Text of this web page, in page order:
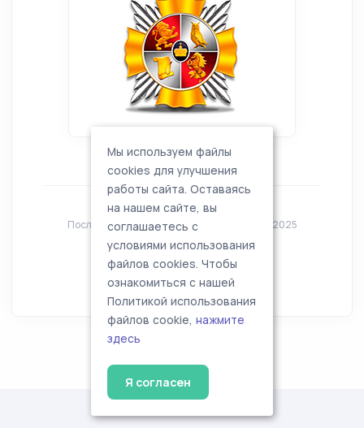
Последняя редакция анкеты: 25 декабря 2025
Мы используем файлы
cookies для улучшения
работы сайта. Оставаясь
на нашем сайте, вы
соглашаетесь с
условиями использования
файлов cookies. Чтобы
ознакомиться с нашей
Политикой использования
файлов cookie, нажмите
здесь
Я согласен